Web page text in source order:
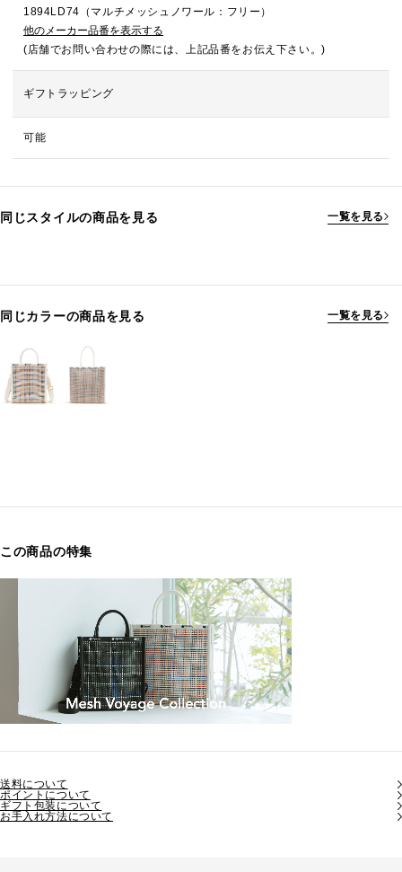
1894LD74（マルチメッシュノワール：フリー）
他のメーカー品番を表示する
(店舗でお問い合わせの際には、上記品番をお伝え下さい。)
ギフトラッピング
可能
同じスタイルの商品を見る 一覧を見る
同じカラーの商品を見る 一覧を見る
この商品の特集
送料について
ポイントについて
ギフト包装について
お手入れ方法について